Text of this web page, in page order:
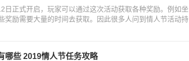
日正式开启，玩家可以通过这次活动获取各种奖励。例如坐
奖励需要大量的时间去获取。因此很多人问到情人节活动持
哪些 2019情人节任务攻略